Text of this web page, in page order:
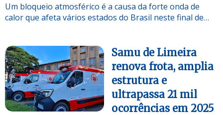
Um bloqueio atmosférico é a causa da forte onda de
calor que afeta vários estados do Brasil neste final de…
Samu de Limeira
renova frota, amplia
estrutura e
ultrapassa 21 mil
ocorrências em 2025